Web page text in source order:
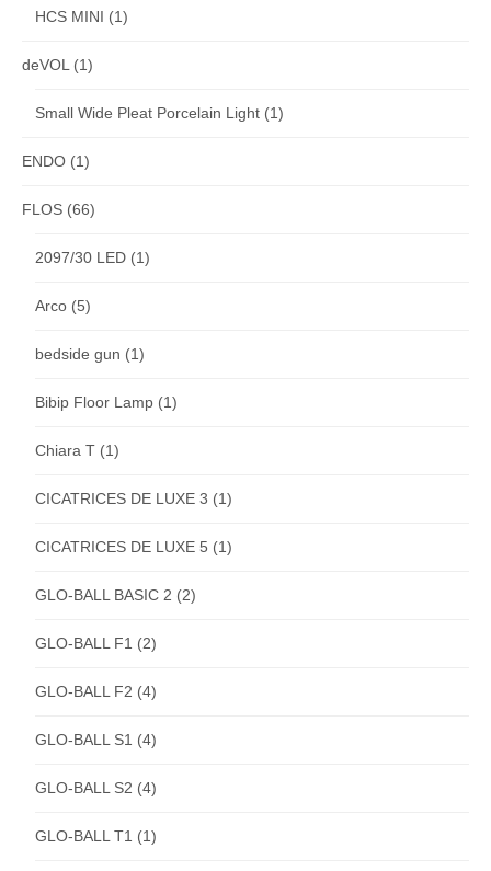
HCS MINI (1)
deVOL(1)
Small Wide Pleat Porcelain Light (1)
ENDO (1)
FLOS (66)
2097/30 LED (1)
Arco (5)
bedside gun (1)
Bibip Floor Lamp (1)
Chiara T (1)
CICATRICES DE LUXE 3 (1)
CICATRICES DE LUXE 5 (1)
GLO-BALL BASIC 2 (2)
GLO-BALL F1 (2)
GLO-BALL F2 (4)
GLO-BALL S1 (4)
GLO-BALL S2 (4)
GLO-BALL T1 (1)